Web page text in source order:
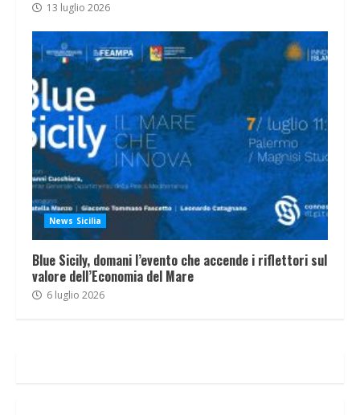
13 luglio 2026
News Sicilia
Blue Sicily, domani l’evento che accende i riflettori sul
valore dell’Economia del Mare
6 luglio 2026